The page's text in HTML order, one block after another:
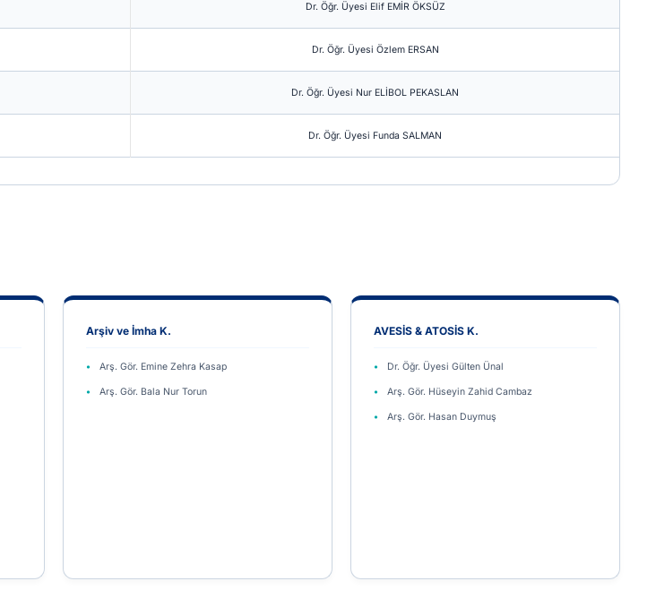
Dr. Öğr. Üyesi Elif EMİR ÖKSÜZ
Dr. Öğr. Üyesi Özlem ERSAN
Dr. Öğr. Üyesi Nur ELİBOL PEKASLAN
Dr. Öğr. Üyesi Funda SALMAN
Arşiv ve İmha K.
Arş. Gör. Emine Zehra Kasap
Arş. Gör. Bala Nur Torun
AVESİS & ATOSİS K.
Dr. Öğr. Üyesi Gülten Ünal
Arş. Gör. Hüseyin Zahid Cambaz
Arş. Gör. Hasan Duymuş